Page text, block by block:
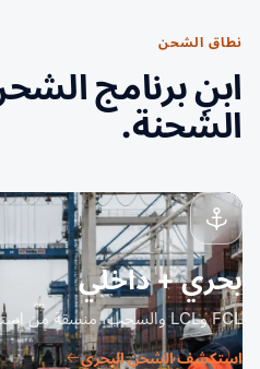
نطاق الشحن
ابنِ برنامج
الشحنة.
بحري + داخلي
FCL وLCL والسحب، منسقة من استلام المورّد حتى التسليم النهائي.
استكشف الشحن البحري